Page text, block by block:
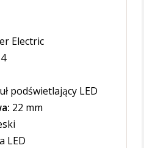
Electric
podświetlający LED
22 mm
LED